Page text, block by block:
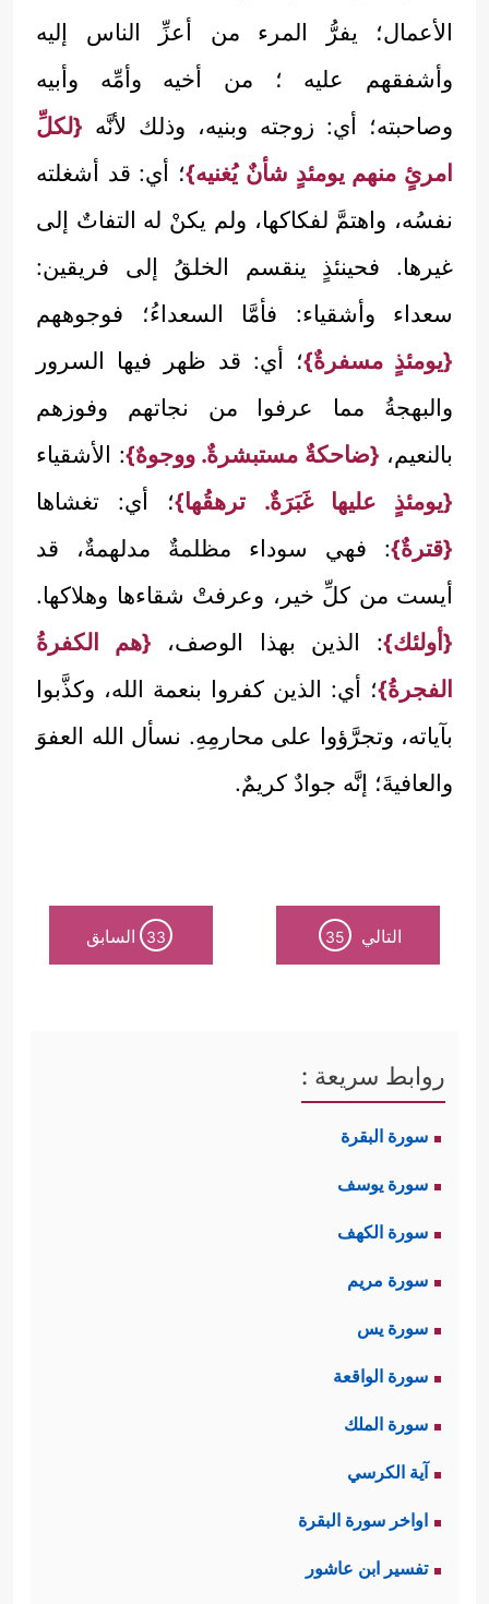
الأعمال؛ يفرُّ المرء من أعزِّ الناس إليه
وأشفقهم عليه ؛ من أخيه وأمِّه وأبيه
وصاحبته؛ أي: زوجته وبنيه، وذلك لأنَّه {لكلِّ
امرئٍ منهم يومئدٍ شأنٌ يُغنيه}؛ أي: قد أشغلته
نفسُه، واهتمَّ لفكاكها، ولم يكنْ له التفاتٌ إلى
غيرها. فحينئذٍ ينقسم الخلقُ إلى فريقين:
سعداء وأشقياء: فأمَّا السعداءُ؛ فوجوههم
{يومئذٍ مسفرةٌ}؛ أي: قد ظهر فيها السرور
والبهجةُ مما عرفوا من نجاتهم وفوزهم
بالنعيم، {ضاحكةٌ مستبشرةٌ. ووجوهٌ}: الأشقياء
{يومئذٍ عليها غَبَرَةٌ. ترهقُها}؛ أي: تغشاها
{قترةٌ}: فهي سوداء مظلمةٌ مدلهمةٌ، قد
أيست من كلِّ خير، وعرفتْ شقاءها وهلاكها.
{أولئك}: الذين بهذا الوصف، {هم الكفرةُ
الفجرةُ}؛ أي: الذين كفروا بنعمة الله، وكذَّبوا
بآياته، وتجرَّؤوا على محارمِهِ. نسأل الله العفوَ
والعافيةَ؛ إنَّه جوادٌ كريمٌ.
التالي 35
33 السابق
روابط سريعة :
سورة البقرة
سورة يوسف
سورة الكهف
سورة مريم
سورة يس
سورة الواقعة
سورة الملك
آية الكرسي
اواخر سورة البقرة
تفسير ابن عاشور